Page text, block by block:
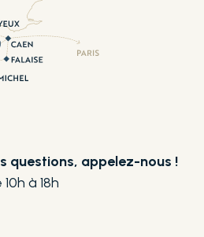
questions, appelez-nous !
à 18h